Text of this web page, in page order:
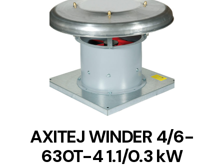
AXITEJ WINDER 4/6-
630T-4 1.1/0.3 kW